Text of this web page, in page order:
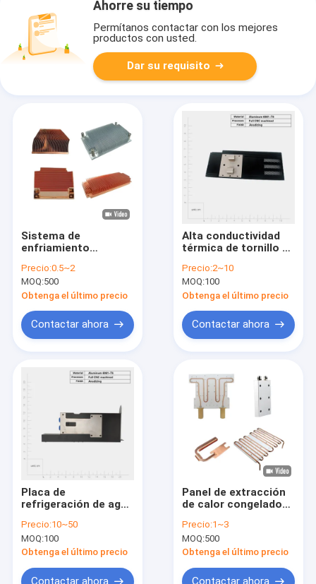
Ahorre su tiempo
Permítanos contactar con los mejores
productos con usted.
Dar su requisito
Sistema de
enfriamiento
placas frías
Precio:0.5~2
MOQ:500
Obtenga el último precio
Contactar ahora
Alta conductividad
térmica de tornillo de
frías El fregadero
con opción de
personalización
Precio:2~10
MOQ:100
Obtenga el último precio
Contactar ahora
Placa de
refrigeración de agua
para el servidor de Ai
GPU Método de
disipación de calor
Precio:10~50
MOQ:100
Obtenga el último precio
Contactar ahora
Panel de extracción
de calor congelado
disipador de calor de
placa fría
personalizado
Precio:1~3
MOQ:500
Obtenga el último precio
Contactar ahora